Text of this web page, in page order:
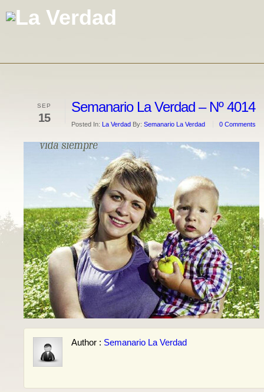
SEP
15
Semanario La Verdad – Nº 4014
Posted In: La Verdad By: Semanario La Verdad 0 Comments
Author : Semanario La Verdad